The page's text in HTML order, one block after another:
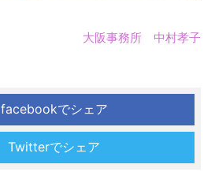
大阪事務所 中村孝子
facebookでシェア
Twitterでシェア